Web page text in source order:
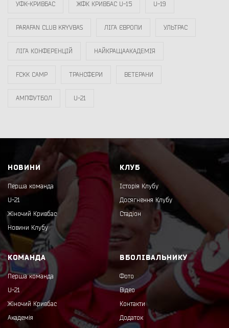
УФК-КРИВБАС ЖФК КРИВБАС U-15 U-19
PARAFAN CLUB KRYVBAS ЛІГА ЄВРОПИ УЛЬТРАС
ЛІГА КОНФЕРЕНЦІЙ НАЙКРАЩААКАДЕМІЯ
FCKK CAMP ТРАНСФЕРИ ВЕТЕРАНИ
АМПФУТБОЛ U-21
НОВИНИ
Перша команда
U-21
Жіночий Кривбас
Новини Клубу
КЛУБ
Історія Клубу
Досягнення Клубу
Стадіон
КОМАНДА
Перша команда
U-21
Жіночий Кривбас
Академія
ВБОЛІВАЛЬНИКУ
Фото
Відео
Контакти
Додаток